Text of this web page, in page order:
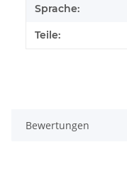
Sprache:
Teile:
Bewertungen